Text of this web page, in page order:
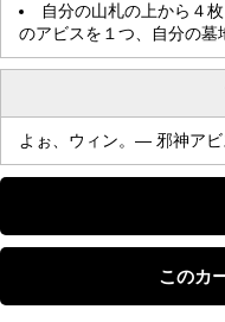
自分の山札の上から４
のアビスを１つ、自分の墓
よぉ、ウィン。— 邪神ア
このカ